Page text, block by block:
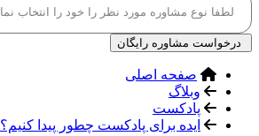
درخواست مشاوره رایگان
صفحه اصلی
وبلاگ
پادکست
ایده برای پادکست چطور پیدا کنیم؟